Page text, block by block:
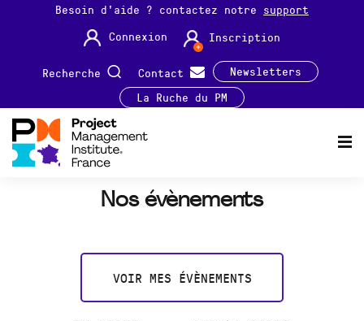
Besoin d'aide ? contactez notre support
Connexion
Inscription
Recherche Contact
Newsletters
La Ruche du PM
Nos évènements
VOIR MES ÉVÈNEMENTS